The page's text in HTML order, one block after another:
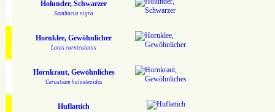
Holunder, Schwarzer
Sambucus nigra
Hornklee, Gewöhnlicher
Lotus corniculatus
Hornkraut, Gewöhnliches
Cerastium holosteoides
Huflattich